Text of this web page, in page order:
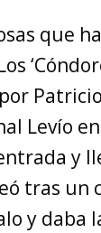
que
Levío
y
tras un
y daba